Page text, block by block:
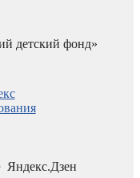
детский фонд»
Яндекс.Дзен